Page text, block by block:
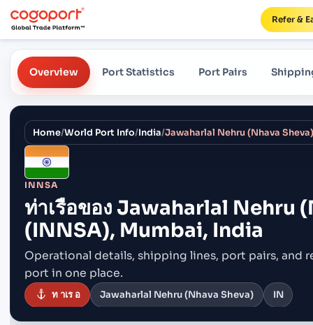
Refer &
Overview Port Statistics Port Pairs
Home/World Port Info/India/
INNSA
ท่าเรือของ Jawaharlal Nehru
(INNSA), Mumbai, India
Operational details, shipping lines, port pairs, and
port in one place.
ท าเร อ Jawaharlal Nehru (Nhava Sheva) IN